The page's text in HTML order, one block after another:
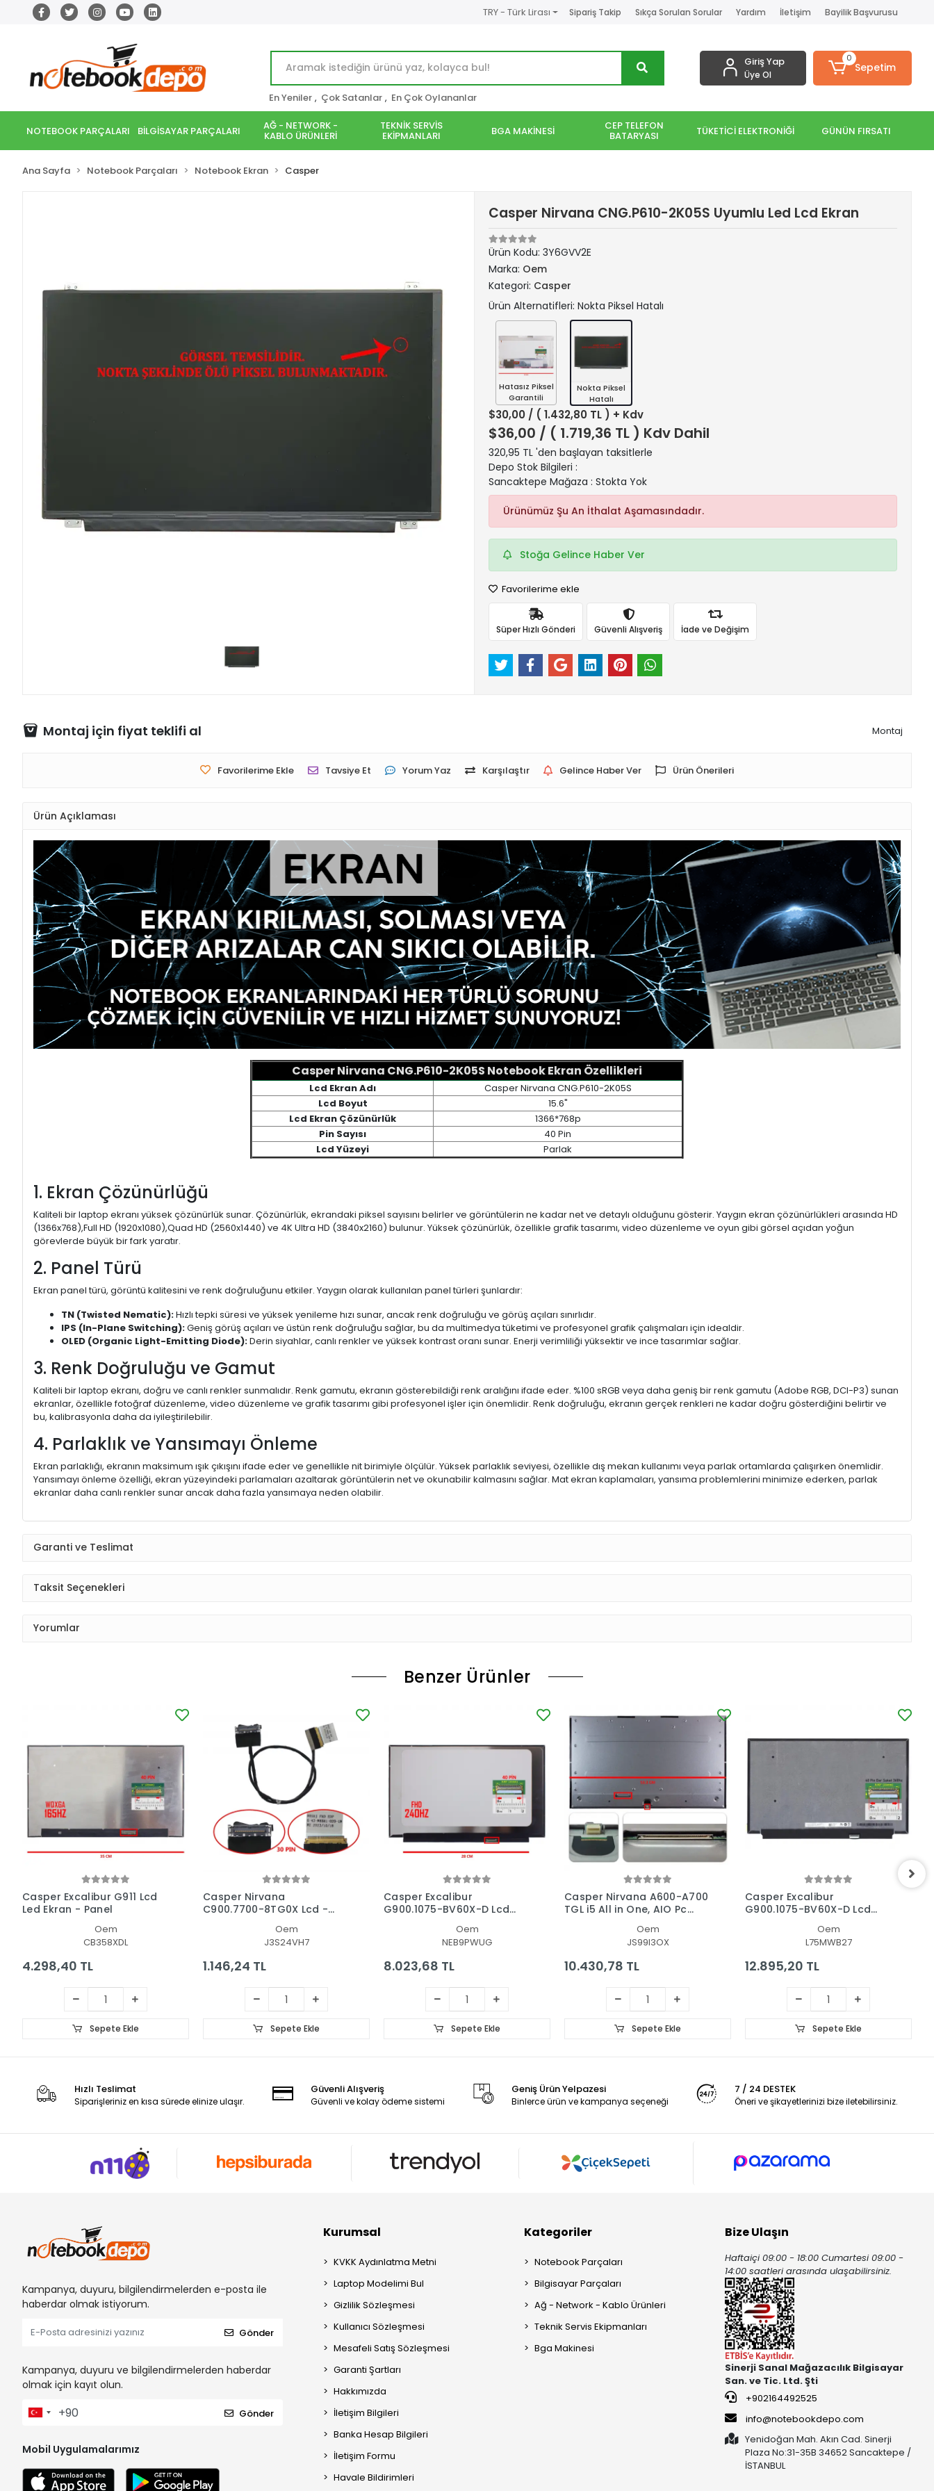
TRY - Türk Lirası Sipariş Takip Sıkça Sorulan Sorular Yardım İletişim Bayilik Başvurusu
En Yeniler , Çok Satanlar , En Çok Oylananlar
Giriş Yap
Üye Ol
0
Sepetim
NOTEBOOK PARÇALARI BİLGİSAYAR PARÇALARI AĞ - NETWORK -
KABLO ÜRÜNLERİ
TEKNİK SERVİS
EKİPMANLARI BGA MAKİNESİ CEP TELEFON
BATARYASI TÜKETİCİ ELEKTRONİĞİ GÜNÜN FIRSATI
Ana Sayfa Notebook Parçaları Notebook Ekran Casper
Casper Nirvana CNG.P610-2K05S Uyumlu Led Lcd Ekran
Ürün Kodu: 3Y6GVV2E
Marka: Oem
Kategori: Casper
Ürün Alternatifleri: Nokta Piksel Hatalı
Hatasız Piksel
Garantili
Nokta Piksel
Hatalı
$30,00 / ( 1.432,80 TL ) + Kdv
$36,00 / ( 1.719,36 TL ) Kdv Dahil
320,95 TL 'den başlayan taksitlerle
Depo Stok Bilgileri :
Sancaktepe Mağaza : Stokta Yok
Ürünümüz Şu An İthalat Aşamasındadır.
Stoğa Gelince Haber Ver
Favorilerime ekle
Süper Hızlı Gönderi Güvenli Alışveriş İade ve Değişim
Montaj için fiyat teklifi al Montaj
Favorilerime Ekle Tavsiye Et Yorum Yaz Karşılaştır Gelince Haber Ver Ürün Önerileri
Ürün Açıklaması
Casper Nirvana CNG.P610-2K05S Notebook Ekran Özellikleri
Lcd Ekran Adı
Casper Nirvana CNG.P610-2K05S
Lcd Boyut
15.6"
Lcd Ekran Çözünürlük
1366*768p
Pin Sayısı
40 Pin
Lcd Yüzeyi
Parlak
1. Ekran Çözünürlüğü
Kaliteli bir laptop ekranı yüksek çözünürlük sunar. Çözünürlük, ekrandaki piksel sayısını belirler ve görüntülerin ne kadar net ve detaylı olduğunu gösterir. Yaygın ekran çözünürlükleri arasında HD
(1366x768),Full HD (1920x1080),Quad HD (2560x1440) ve 4K Ultra HD (3840x2160) bulunur. Yüksek çözünürlük, özellikle grafik tasarımı, video düzenleme ve oyun gibi görsel açıdan yoğun
görevlerde büyük bir fark yaratır.
2. Panel Türü
Ekran panel türü, görüntü kalitesini ve renk doğruluğunu etkiler. Yaygın olarak kullanılan panel türleri şunlardır:
TN (Twisted Nematic):Hızlı tepki süresi ve yüksek yenileme hızı sunar, ancak renk doğruluğu ve görüş açıları sınırlıdır.
IPS (In-Plane Switching):Geniş görüş açıları ve üstün renk doğruluğu sağlar, bu da multimedya tüketimi ve profesyonel grafik çalışmaları için idealdir.
OLED (Organic Light-Emitting Diode):Derin siyahlar, canlı renkler ve yüksek kontrast oranı sunar. Enerji verimliliği yüksektir ve ince tasarımlar sağlar.
3. Renk Doğruluğu ve Gamut
Kaliteli bir laptop ekranı, doğru ve canlı renkler sunmalıdır. Renk gamutu, ekranın gösterebildiği renk aralığını ifade eder. %100 sRGB veya daha geniş bir renk gamutu (Adobe RGB, DCI-P3) sunan
ekranlar, özellikle fotoğraf düzenleme, video düzenleme ve grafik tasarımı gibi profesyonel işler için önemlidir. Renk doğruluğu, ekranın gerçek renkleri ne kadar doğru gösterdiğini belirtir ve
bu, kalibrasyonla daha da iyileştirilebilir.
4. Parlaklık ve Yansımayı Önleme
Ekran parlaklığı, ekranın maksimum ışık çıkışını ifade eder ve genellikle nit birimiyle ölçülür. Yüksek parlaklık seviyesi, özellikle dış mekan kullanımı veya parlak ortamlarda çalışırken önemlidir.
Yansımayı önleme özelliği, ekran yüzeyindeki parlamaları azaltarak görüntülerin net ve okunabilir kalmasını sağlar. Mat ekran kaplamaları, yansıma problemlerini minimize ederken, parlak
ekranlar daha canlı renkler sunar ancak daha fazla yansımaya neden olabilir.
Garanti ve Teslimat
Taksit Seçenekleri
Yorumlar
Benzer Ürünler
Casper Excalibur G911 Lcd
Led Ekran - Panel
Oem
CB358XDL
4.298,40 TL
Sepete Ekle
Casper Nirvana
C900.7700-8TG0X Lcd -
Oem
J3S24VH7
1.146,24 TL
Sepete Ekle
Casper Excalibur
G900.1075-BV60X-D Lcd
Oem
NEB9PWUG
8.023,68 TL
Sepete Ekle
Casper Nirvana A600-A700
TGL i5 All in One, AIO Pc
Oem
JS99I3OX
10.430,78 TL
Sepete Ekle
Casper Excalibur
G900.1075-BV60X-D Lcd
Oem
L75MWB27
12.895,20 TL
Sepete Ekle
Hızlı Teslimat
Siparişleriniz en kısa sürede elinize ulaşır.
Güvenli Alışveriş
Güvenli ve kolay ödeme sistemi
Geniş Ürün Yelpazesi
Binlerce ürün ve kampanya seçeneği
7 / 24 DESTEK
Öneri ve şikayetlerinizi bize iletebilirsiniz.
Kampanya, duyuru, bilgilendirmelerden e-posta ile
haberdar olmak istiyorum.
Gönder
Kampanya, duyuru ve bilgilendirmelerden haberdar
olmak için kayıt olun.
Gönder
Mobil Uygulamalarımız
Kurumsal
KVKK Aydınlatma Metni
Laptop Modelimi Bul
Gizlilik Sözleşmesi
Kullanıcı Sözleşmesi
Mesafeli Satış Sözleşmesi
Garanti Şartları
Hakkımızda
İletişim Bilgileri
Banka Hesap Bilgileri
İletişim Formu
Havale Bildirimleri
Kategoriler
Notebook Parçaları
Bilgisayar Parçaları
Ağ - Network - Kablo Ürünleri
Teknik Servis Ekipmanları
Bga Makinesi
Bize Ulaşın
Haftaiçi 09:00 - 18:00 Cumartesi 09:00 -
14:00 saatleri arasında ulaşabilirsiniz.
Sinerji Sanal Mağazacılık Bilgisayar
San. ve Tic. Ltd. Şti
+902164492525
info@notebookdepo.com
Yenidoğan Mah. Akın Cad. Sinerji
Plaza No:31-35B 34652 Sancaktepe /
İSTANBUL